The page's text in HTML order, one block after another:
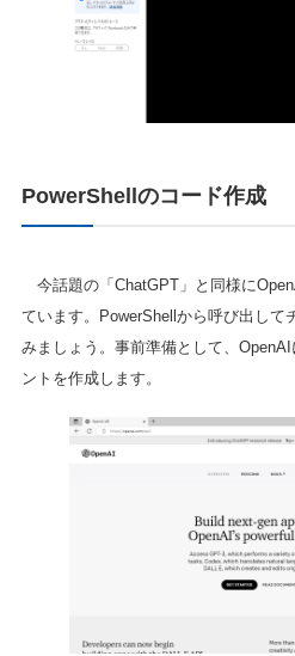
PowerShellのコード作成
今話題の「ChatGPT」と同様に
ています。PowerShellから呼び出して
みましょう。事前準備として、
ントを作成します。